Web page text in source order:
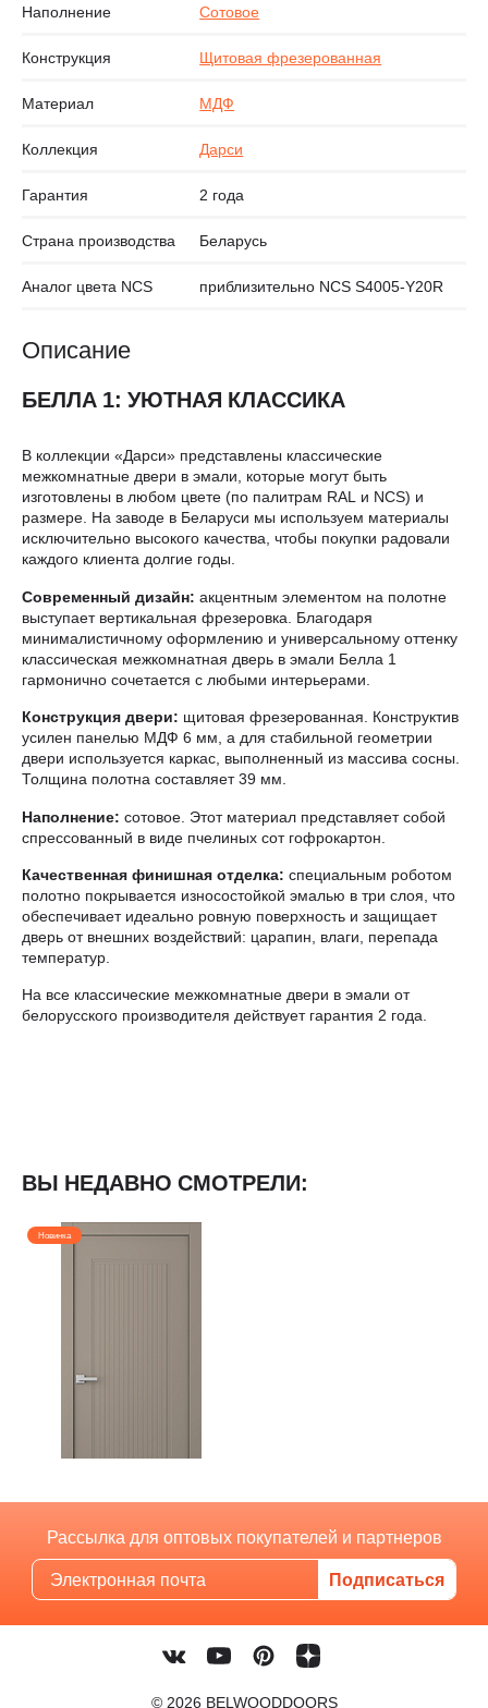
Наполнение Сотовое
Конструкция Щитовая фрезерованная
Материал МДФ
Коллекция Дарси
Гарантия 2 года
Страна производства Беларусь
Аналог цвета NCS приблизительно NCS S4005-Y20R
Описание
БЕЛЛА 1: УЮТНАЯ КЛАССИКА
В коллекции «Дарси» представлены классические
межкомнатные двери в эмали, которые могут быть
изготовлены в любом цвете (по палитрам RAL и NCS) и
размере. На заводе в Беларуси мы используем материалы
исключительно высокого качества, чтобы покупки радовали
каждого клиента долгие годы.
Современный дизайн: акцентным элементом на полотне
выступает вертикальная фрезеровка. Благодаря
минималистичному оформлению и универсальному оттенку
классическая межкомнатная дверь в эмали Белла 1
гармонично сочетается с любыми интерьерами.
Конструкция двери: щитовая фрезерованная. Конструктив
усилен панелью МДФ 6 мм, а для стабильной геометрии
двери используется каркас, выполненный из массива сосны.
Толщина полотна составляет 39 мм.
Наполнение: сотовое. Этот материал представляет собой
спрессованный в виде пчелиных сот гофрокартон.
Качественная финишная отделка: специальным роботом
полотно покрывается износостойкой эмалью в три слоя, что
обеспечивает идеально ровную поверхность и защищает
дверь от внешних воздействий: царапин, влаги, перепада
температур.
На все классические межкомнатные двери в эмали от
белорусского производителя действует гарантия 2 года.
ВЫ НЕДАВНО СМОТРЕЛИ:
Новинка
Рассылка для оптовых покупателей и партнеров
© 2026 BELWOODDOORS